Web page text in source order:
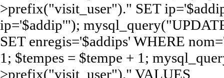
>prefix("visit_user")." SET
ip='$addip'");
SET enregis='$addips' WHERE
1; $tempes = $tempe + 1;
>prefix("visit_user")." VALUES